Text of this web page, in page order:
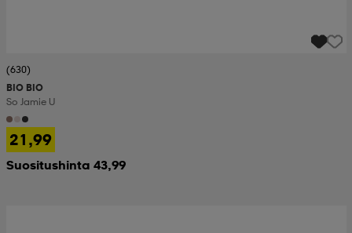
(630)
BIO BIO
So Jamie U
21,99
Suositushinta 43,99